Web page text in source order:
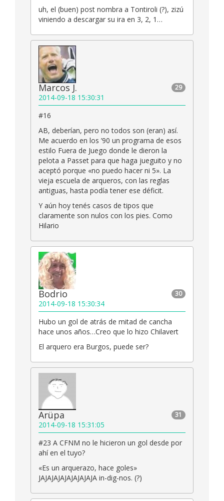
uh, el (buen) post nombra a Tontiroli (?), zizú
viniendo a descargar su ira en 3, 2, 1…
29
Marcos J.
2014-09-18 15:30:31
#16
AB, deberían, pero no todos son (eran) así.
Me acuerdo en los ’90 un programa de esos
estilo Fuera de Juego donde le dieron la
pelota a Passet para que haga jueguito y no
aceptó porque «no puedo hacer ni 5». La
vieja escuela de arqueros, con las reglas
antiguas, hasta podía tener ese déficit.
Y aún hoy tenés casos de tipos que
claramente son nulos con los pies. Como
Hilario
30
Bodrio
2014-09-18 15:30:34
Hubo un gol de atrás de mitad de cancha
hace unos años…Creo que lo hizo Chilavert
El arquero era Burgos, puede ser?
31
Arüpa
2014-09-18 15:31:05
#23 A CFNM no le hicieron un gol desde por
ahí en el tuyo?
«Es un arquerazo, hace goles»
JAJAJAJAJAJAJAJAJA in-dig-nos. (?)